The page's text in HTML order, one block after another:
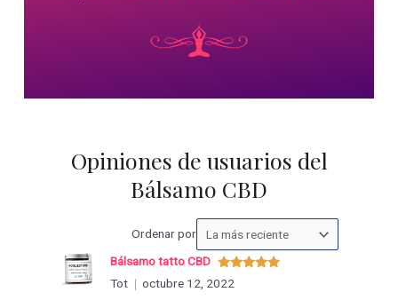
Opiniones de usuarios del
Bálsamo CBD
Ordenar porOrdenar
las
Valorado
con
Bálsamo tatto CBD
Tot
octubre 12, 2022